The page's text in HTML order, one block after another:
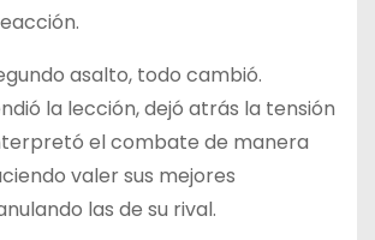
asalto, todo cambió.
la lección, dejó atrás la tensión
el combate de manera
valer sus mejores
las de su rival.